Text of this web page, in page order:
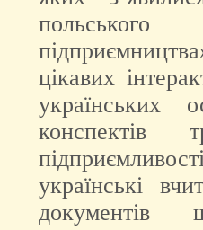
цікавих
українських
конспектів
українські
документів